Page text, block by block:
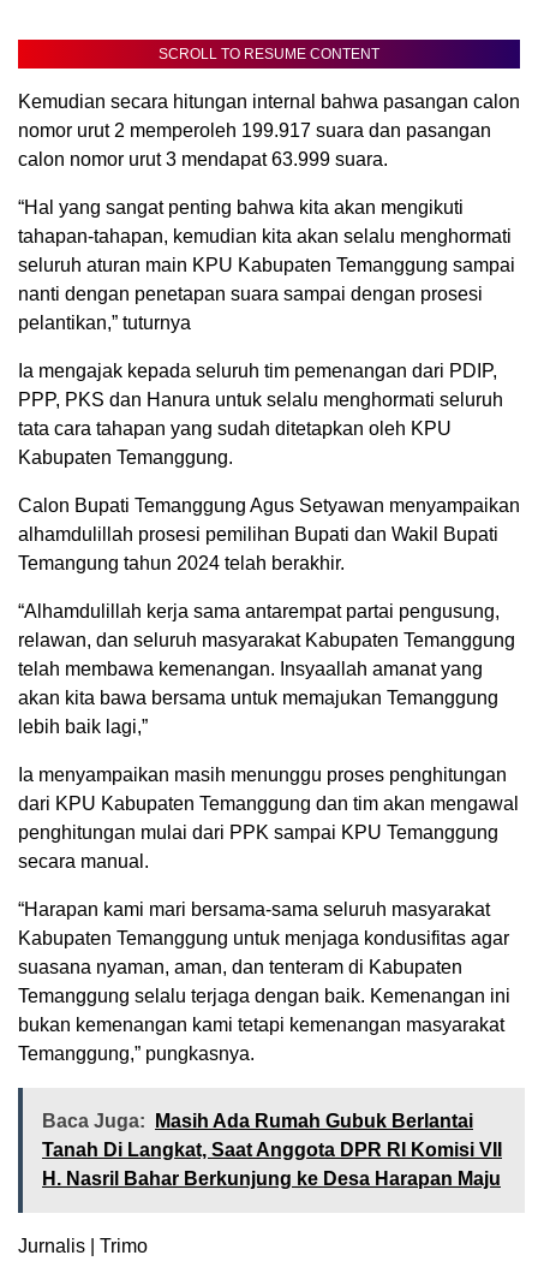
SCROLL TO RESUME CONTENT
Kemudian secara hitungan internal bahwa pasangan calon
nomor urut 2 memperoleh 199.917 suara dan pasangan
calon nomor urut 3 mendapat 63.999 suara.
“Hal yang sangat penting bahwa kita akan mengikuti
tahapan-tahapan, kemudian kita akan selalu menghormati
seluruh aturan main KPU Kabupaten Temanggung sampai
nanti dengan penetapan suara sampai dengan prosesi
pelantikan,” tuturnya
Ia mengajak kepada seluruh tim pemenangan dari PDIP,
PPP, PKS dan Hanura untuk selalu menghormati seluruh
tata cara tahapan yang sudah ditetapkan oleh KPU
Kabupaten Temanggung.
Calon Bupati Temanggung Agus Setyawan menyampaikan
alhamdulillah prosesi pemilihan Bupati dan Wakil Bupati
Temangung tahun 2024 telah berakhir.
“Alhamdulillah kerja sama antarempat partai pengusung,
relawan, dan seluruh masyarakat Kabupaten Temanggung
telah membawa kemenangan. Insyaallah amanat yang
akan kita bawa bersama untuk memajukan Temanggung
lebih baik lagi,”
Ia menyampaikan masih menunggu proses penghitungan
dari KPU Kabupaten Temanggung dan tim akan mengawal
penghitungan mulai dari PPK sampai KPU Temanggung
secara manual.
“Harapan kami mari bersama-sama seluruh masyarakat
Kabupaten Temanggung untuk menjaga kondusifitas agar
suasana nyaman, aman, dan tenteram di Kabupaten
Temanggung selalu terjaga dengan baik. Kemenangan ini
bukan kemenangan kami tetapi kemenangan masyarakat
Temanggung,” pungkasnya.
Baca Juga:
Masih Ada Rumah Gubuk Berlantai
Tanah Di Langkat, Saat Anggota DPR RI Komisi VII
H. Nasril Bahar Berkunjung ke Desa Harapan Maju
Jurnalis | Trimo